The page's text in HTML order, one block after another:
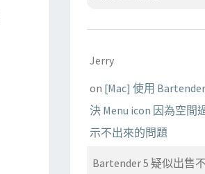
Jerry
on [Mac] 使用
決 Menu icon 因為空間
示不出來的問題
Bartender 5 疑似出售